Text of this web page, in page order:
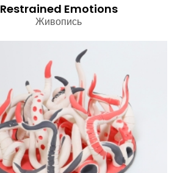
Restrained Emotions
Живопись